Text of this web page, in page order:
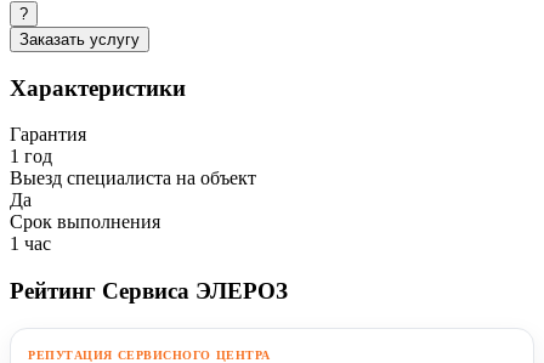
?
Заказать услугу
Характеристики
Гарантия
1 год
Выезд специалиста на объект
Да
Срок выполнения
1 час
Рейтинг Сервиса ЭЛЕРОЗ
РЕПУТАЦИЯ СЕРВИСНОГО ЦЕНТРА